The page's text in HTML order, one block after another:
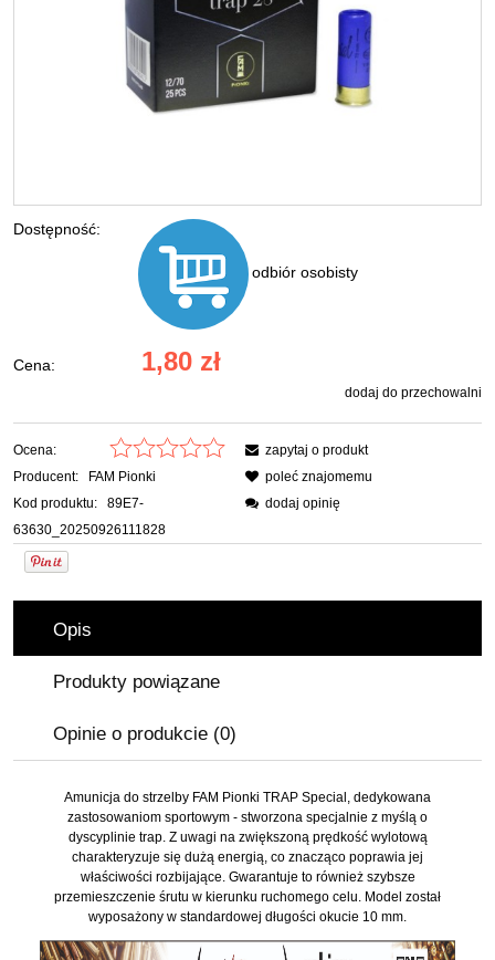
Dostępność:
odbiór osobisty
Cena: 1,80 zł
dodaj do przechowalni
Ocena:
Producent:
FAM Pionki
Kod produktu:
89E7-
63630_20250926111828
zapytaj o produkt
poleć znajomemu
dodaj opinię
Opis
Produkty powiązane
Opinie o produkcie (0)
Amunicja do strzelby FAM Pionki TRAP Special, dedykowana
zastosowaniom sportowym - stworzona specjalnie z myślą o
dyscyplinie trap. Z uwagi na zwiększoną prędkość wylotową
charakteryzuje się dużą energią, co znacząco poprawia jej
właściwości rozbijające. Gwarantuje to również szybsze
przemieszczenie śrutu w kierunku ruchomego celu. Model został
wyposażony w standardowej długości okucie 10 mm.